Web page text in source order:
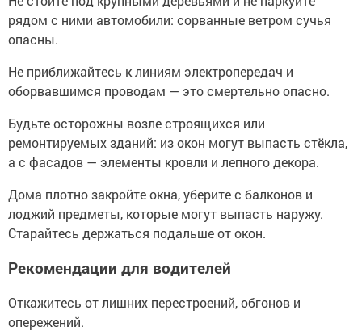
рядом с ними автомобили: сорванные ветром сучья
опасны.
Не приближайтесь к линиям электропередач и
оборвавшимся проводам — это смертельно опасно.
Будьте осторожны возле строящихся или
ремонтируемых зданий: из окон могут выпасть стёкла,
а с фасадов — элементы кровли и лепного декора.
Дома плотно закройте окна, уберите с балконов и
лоджий предметы, которые могут выпасть наружу.
Старайтесь держаться подальше от окон.
Рекомендации для водителей
Откажитесь от лишних перестроений, обгонов и
опережений.